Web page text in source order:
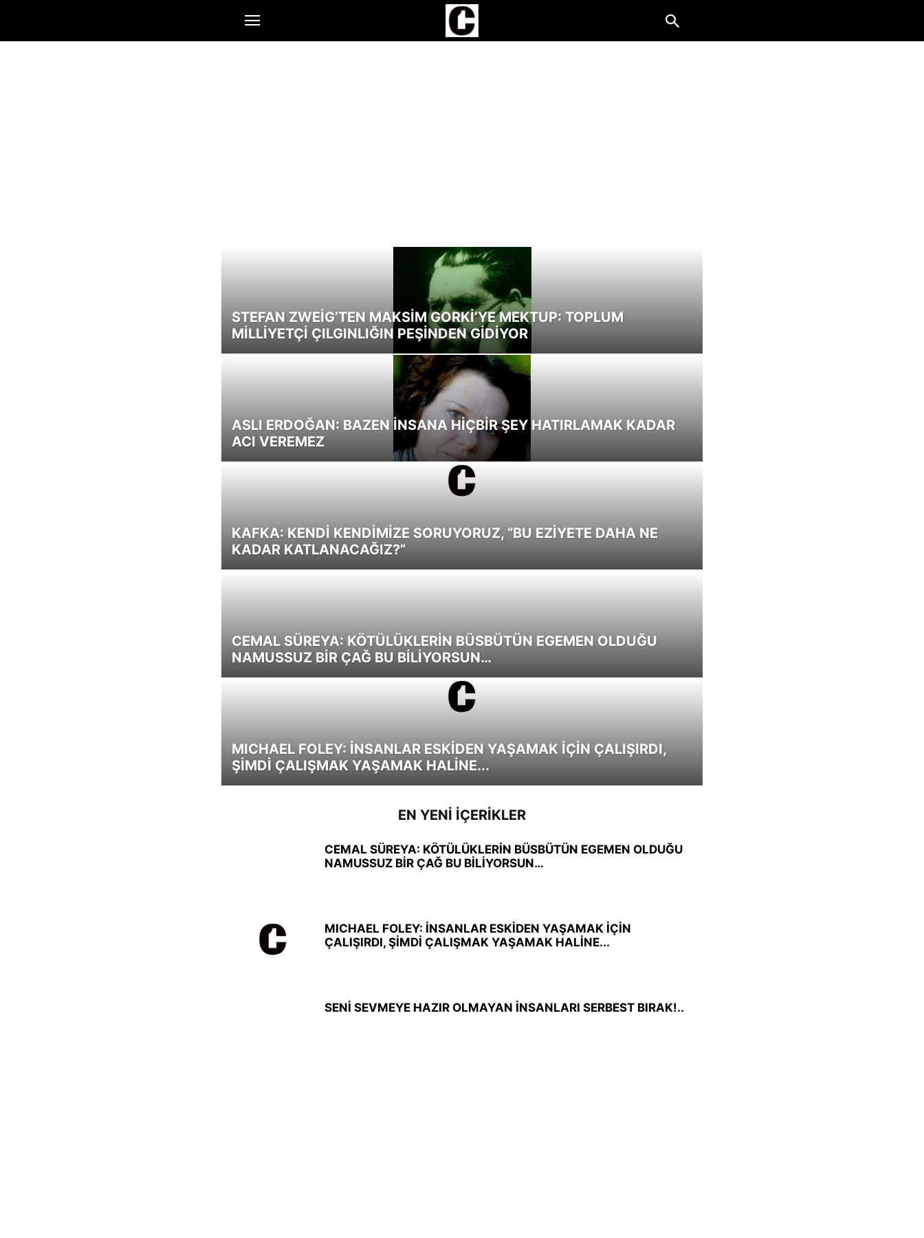
STEFAN ZWEİG’TEN MAKSİM GORKİ’YE MEKTUP: TOPLUM
MİLLİYETÇİ ÇILGINLIĞIN PEŞİNDEN GİDİYOR
ASLI ERDOĞAN: BAZEN İNSANA HİÇBİR ŞEY HATIRLAMAK KADAR
ACI VEREMEZ
KAFKA: KENDİ KENDİMİZE SORUYORUZ, “BU EZİYETE DAHA NE
KADAR KATLANACAĞIZ?”
CEMAL SÜREYA: KÖTÜLÜKLERİN BÜSBÜTÜN EGEMEN OLDUĞU
NAMUSSUZ BİR ÇAĞ BU BİLİYORSUN…
MICHAEL FOLEY: İNSANLAR ESKİDEN YAŞAMAK İÇİN ÇALIŞIRDI,
ŞİMDİ ÇALIŞMAK YAŞAMAK HALİNE...
EN YENI İÇERIKLER
CEMAL SÜREYA: KÖTÜLÜKLERİN BÜSBÜTÜN EGEMEN OLDUĞU
NAMUSSUZ BİR ÇAĞ BU BİLİYORSUN…
MICHAEL FOLEY: İNSANLAR ESKİDEN YAŞAMAK İÇİN
ÇALIŞIRDI, ŞİMDİ ÇALIŞMAK YAŞAMAK HALİNE...
SENİ SEVMEYE HAZIR OLMAYAN İNSANLARI SERBEST BIRAK!..